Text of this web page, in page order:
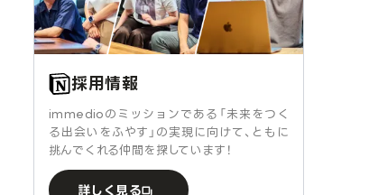
採用情報
immedioのミッションである「未来をつく
る出会いをふやす」の実現に向けて、ともに
挑んでくれる仲間を探しています！
詳しく見る